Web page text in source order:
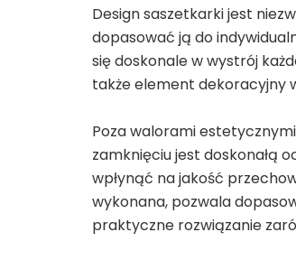
Design saszetkarki jest
dopasować ją do
się doskonale w wystrój
także element dekoracyjny
Poza walorami
zamknięciu jest doskonałą
wpłynąć na jakość
wykonana, pozwala
praktyczne rozwiązanie